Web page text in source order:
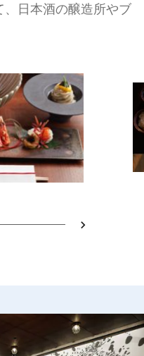
日本酒の醸造所やブ
- Special
ド 2 - Japanese
イド 3 -
スライド 4 -
スライド 5
次へ